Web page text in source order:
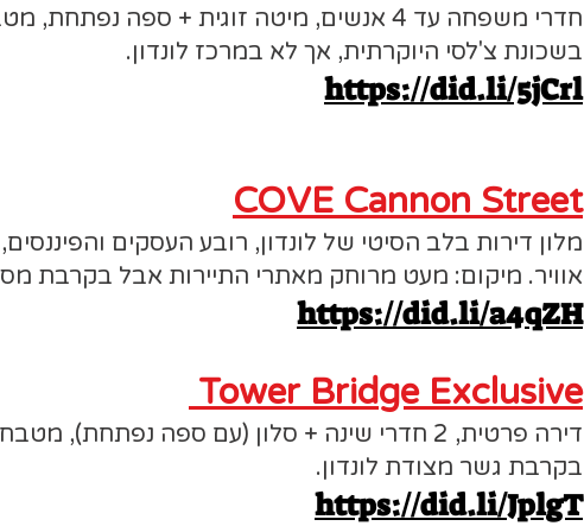
חדרי משפחה עד 4 אנשים, מיטה זוגית + ספה נפתחת, מטבח, מכונת כביסה.
בשכונת צ'לסי היוקרתית, אך לא במרכז לונדון.
https://did.li/5jCrl
COVE Cannon Street
מלון דירות בלב הסיטי של לונדון, רובע העסקים
אוויר. מיקום: מעט מרוחק מאתרי התיירות אבל בקרבת
https://did.li/a4qZH
Tower Bridge Exclusive
דירה פרטית, 2 חדרי שינה + סלון (עם ספה
בקרבת גשר מצודת לונדון.
https://did.li/JplgT